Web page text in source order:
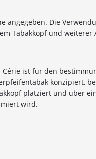
angegeben. Die
Tabakkopf und weiterer
Cérie ist für den
konzipiert,
platziert und über
wird.
Bestellung
in unserem